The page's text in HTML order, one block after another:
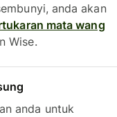
anda akan
mata wang
Wise.
anda untuk